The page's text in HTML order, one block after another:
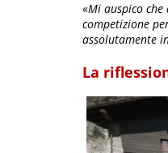
«Mi auspico
competizione
assolutamente
La